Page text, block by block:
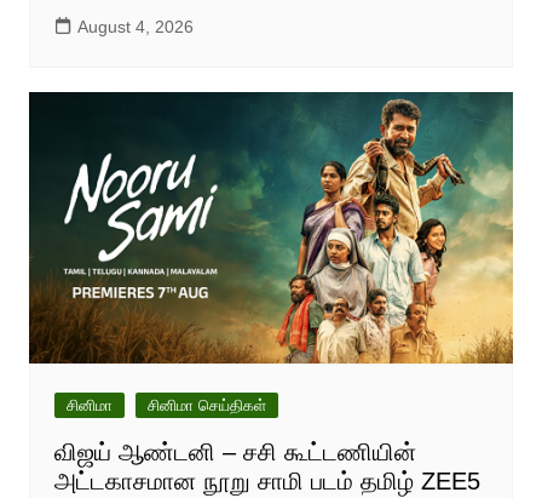
August 4, 2026
சினிமா சினிமா செய்திகள்
விஜய் ஆண்டனி – சசி கூட்டணியின்
அட்டகாசமான நூறு சாமி படம் தமிழ் ZEE5